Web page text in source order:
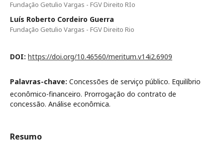
Fundação Getulio Vargas - FGV Direito RIo
Luís Roberto Cordeiro Guerra
Fundação Getulio Vargas - FGV Direito Rio
DOI: https://doi.org/10.46560/meritum.v14i2.6909
Palavras-chave: Concessões de serviço público. Equilíbrio
econômico-financeiro. Prorrogação do contrato de
concessão. Análise econômica.
Resumo